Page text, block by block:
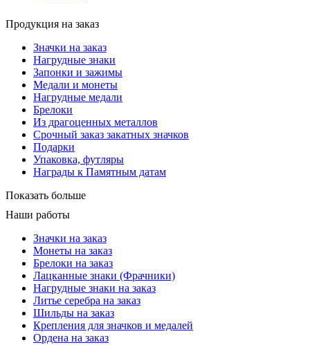
Продукция на заказ
Значки на заказ
Нагрудные знаки
Запонки и зажимы
Медали и монеты
Нагрудные медали
Брелоки
Из драгоценных металлов
Срочный заказ закатных значков
Подарки
Упаковка, футляры
Награды к Памятным датам
Показать больше
Наши работы
Значки на заказ
Монеты на заказ
Брелоки на заказ
Лацканные знаки (Фрачники)
Нагрудные знаки на заказ
Литье серебра на заказ
Шильды на заказ
Крепления для значков и медалей
Ордена на заказ